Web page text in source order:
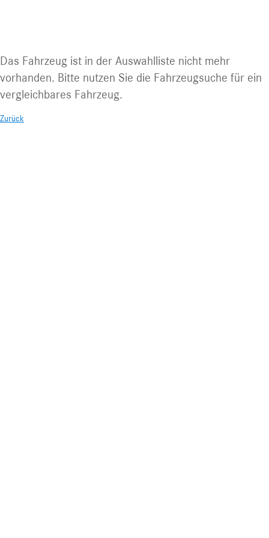
Das Fahrzeug ist in der Auswahlliste nicht mehr
vorhanden. Bitte nutzen Sie die Fahrzeugsuche für ein
vergleichbares Fahrzeug.
Zurück